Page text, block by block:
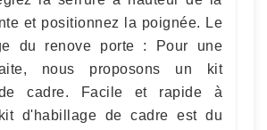
et positionnez la poignée. Le
du renove porte : Pour une
nous proposons un kit
cadre. Facile et rapide à
d'habillage de cadre est du